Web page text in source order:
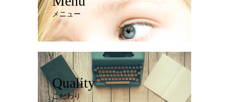
メニュー
Quality
こだわり